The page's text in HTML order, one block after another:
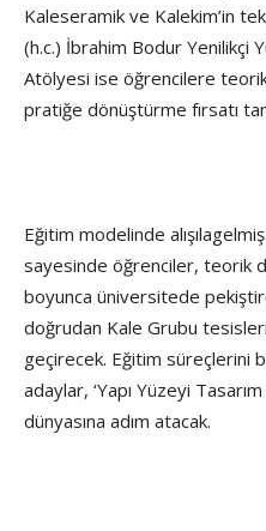
Kaleseramik ve Kalekim’in
(h.c.) İbrahim Bodur Yenilikçi
Atölyesi ise öğrencilere
pratiğe dönüştürme fırsatı
Eğitim modelinde
sayesinde öğrenciler, teorik
boyunca üniversitede
doğrudan Kale Grubu
geçirecek. Eğitim süreçlerini
adaylar, ‘Yapı Yüzeyi
dünyasına adım atacak.